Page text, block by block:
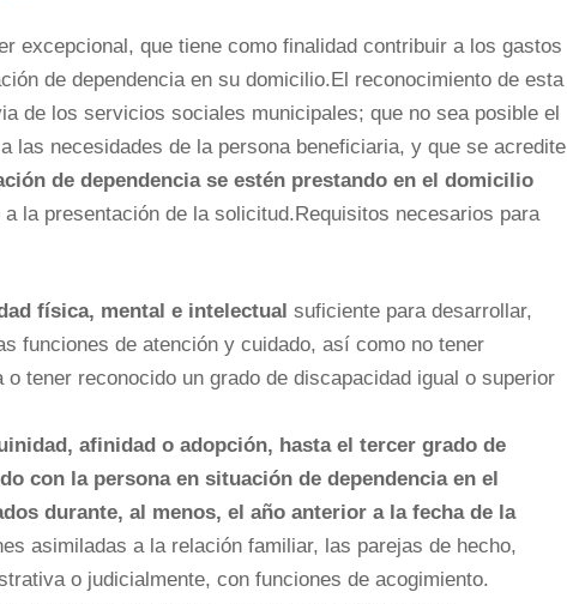
excepcional, que tiene como finalidad contribuir a los gastos
de dependencia en su domicilio.El reconocimiento de esta
de los servicios sociales municipales; que no sea posible el
las necesidades de la persona beneficiaria, y que se acredite
de dependencia se estén prestando en el domicilio
la presentación de la solicitud.Requisitos necesarios para
física, mental e intelectual suficiente para desarrollar,
funciones de atención y cuidado, así como no tener
tener reconocido un grado de discapacidad igual o superior
afinidad o adopción, hasta el tercer grado de
con la persona en situación de dependencia en el
durante, al menos, el año anterior a la fecha de la
asimiladas a la relación familiar, las parejas de hecho,
o judicialmente, con funciones de acogimiento.